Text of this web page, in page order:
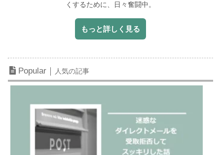
くするために、日々奮闘中。
もっと詳しく見る
Popular｜ 人気の記事